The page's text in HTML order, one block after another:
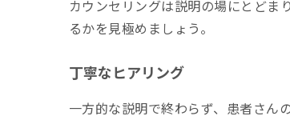
カウンセリングは説明の場にとどま
るかを見極めましょう。
丁寧なヒアリング
一方的な説明で終わらず、患者さん